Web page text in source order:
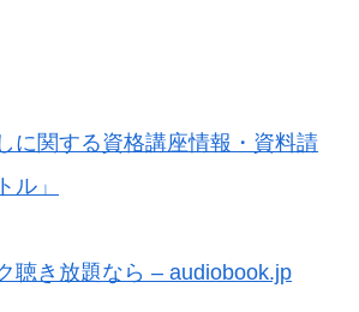
に関する資格講座情報・資料請
ル」
聴き放題なら – audiobook.jp